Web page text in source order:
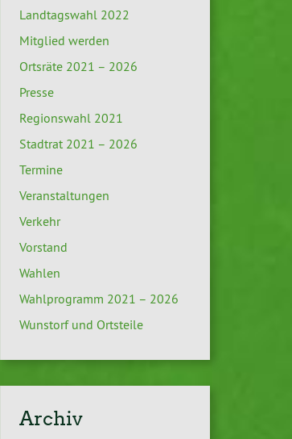
Landtagswahl 2022
Mitglied werden
Ortsräte 2021 – 2026
Presse
Regionswahl 2021
Stadtrat 2021 – 2026
Termine
Veranstaltungen
Verkehr
Vorstand
Wahlen
Wahlprogramm 2021 – 2026
Wunstorf und Ortsteile
Archiv